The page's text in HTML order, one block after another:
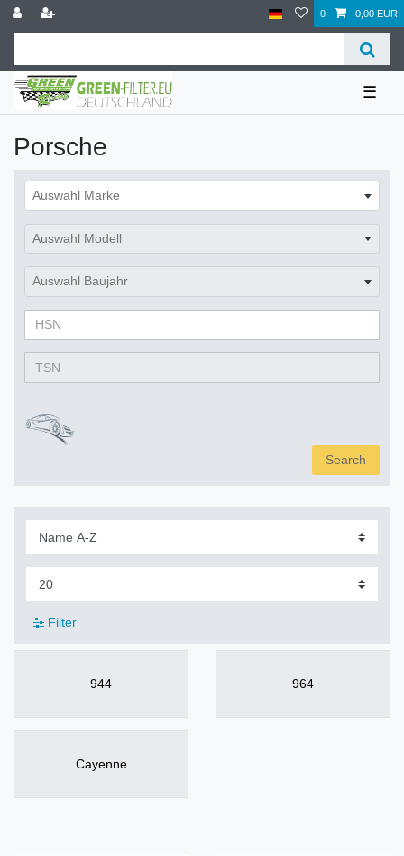
0 0,00 EUR
☰
Porsche
Auswahl Marke
Auswahl Modell
Auswahl Baujahr
Search
Filter
944 964
Cayenne